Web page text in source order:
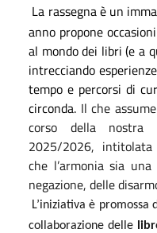
La rassegna è un
anno propone
al mondo dei libri (e a
intrecciando
tempo e percorsi di
circonda. Il che
corso della nostra
2025/2026, intitolata
che l’armonia sia
negazione, delle
L’iniziativa è promossa
collaborazione delle